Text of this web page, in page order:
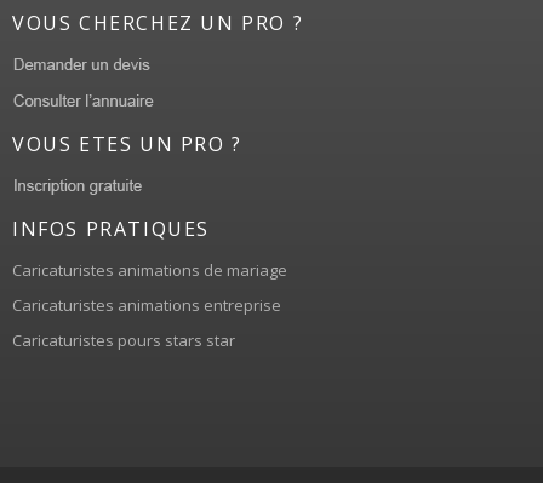
VOUS CHERCHEZ UN PRO ?
VOUS ETES UN PRO ?
INFOS PRATIQUES
Caricaturistes animations de mariage
Caricaturistes animations entreprise
Caricaturistes pours stars star